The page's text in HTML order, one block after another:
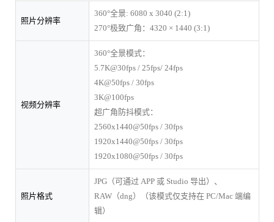
照片分辨率
360°全景: 6080 x 3040 (2:1)
270°极致广角：4320 × 1440 (3:1)
视频分辨率
360°全景模式：
5.7K@30fps / 25fps/ 24fps
4K@50fps / 30fps
3K@100fps
超广角防抖模式：
2560x1440@50fps / 30fps
1920x1440@50fps / 30fps
1920x1080@50fps / 30fps
照片格式
JPG（可通过 APP 或 Studio 导出）、
RAW（dng）（该模式仅支持在 PC/Mac 端编
辑）